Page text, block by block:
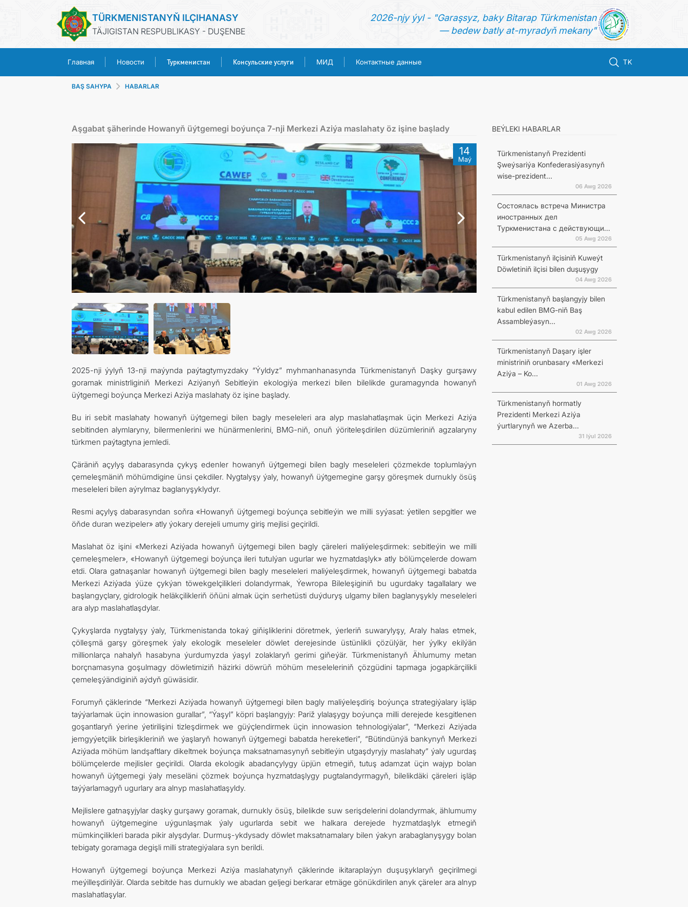
TÜRKMENISTANYŇ ILÇIHANASY
TÄJIGISTAN RESPUBLIKASY - DUŞENBE
2026-njy ýyl - "Garaşsyz, baky Bitarap Türkmenistan
— bedew batly at-myradyň mekany"
Главная Новости Туркменистан Консульские услуги МИД Контактные данные TK
ТУРКМЕНИСТАН
КОНСУЛЬСКИЕ УСЛУГИ
МИД
КОНТАКТНЫЕ ДАННЫЕ
BAŞ SAHYPA HABARLAR
Aşgabat şäherinde Howanyň üýtgemegi boýunça 7-nji Merkezi Aziýa maslahaty öz işine başlady
14
Maý
2025-nji ýylyň 13-nji maýynda paýtagtymyzdaky “Ýyldyz” myhmanhanasynda Türkmenistanyň Daşky gurşawy
goramak ministrliginiň Merkezi Aziýanyň Sebitleýin ekologiýa merkezi bilen bilelikde guramagynda howanyň
üýtgemegi boýunça Merkezi Aziýa maslahaty öz işine başlady.
Bu iri sebit maslahaty howanyň üýtgemegi bilen bagly meseleleri ara alyp maslahatlaşmak üçin Merkezi Aziýa
sebitinden alymlaryny, bilermenlerini we hünärmenlerini, BMG-niň, onuň ýöriteleşdirilen düzümleriniň agzalaryny
türkmen paýtagtyna jemledi.
Çäräniň açylyş dabarasynda çykyş edenler howanyň üýtgemegi bilen bagly meseleleri çözmekde toplumlaýyn
çemeleşmäniň möhümdigine ünsi çekdiler. Nygtalyşy ýaly, howanyň üýtgemegine garşy göreşmek durnukly ösüş
meseleleri bilen aýrylmaz baglanyşyklydyr.
Resmi açylyş dabarasyndan soňra «Howanyň üýtgemegi boýunça sebitleýin we milli syýasat: ýetilen sepgitler we
öňde duran wezipeler» atly ýokary derejeli umumy giriş mejlisi geçirildi.
Maslahat öz işini «Merkezi Aziýada howanyň üýtgemegi bilen bagly çäreleri maliýeleşdirmek: sebitleýin we milli
çemeleşmeler», «Howanyň üýtgemegi boýunça ileri tutulýan ugurlar we hyzmatdaşlyk» atly bölümçelerde dowam
etdi. Olara gatnaşanlar howanyň üýtgemegi bilen bagly meseleleri maliýeleşdirmek, howanyň üýtgemegi babatda
Merkezi Aziýada ýüze çykýan töwekgelçilikleri dolandyrmak, Ýewropa Bileleşiginiň bu ugurdaky tagallalary we
başlangyçlary, gidrologik heläkçilikleriň öňüni almak üçin serhetüsti duýduryş ulgamy bilen baglanyşykly meseleleri
ara alyp maslahatlaşdylar.
Çykyşlarda nygtalyşy ýaly, Türkmenistanda tokaý giňişliklerini döretmek, ýerleriň suwarylyşy, Araly halas etmek,
çölleşmä garşy göreşmek ýaly ekologik meseleler döwlet derejesinde üstünlikli çözülýär, her ýylky ekilýän
millionlarça nahalyň hasabyna ýurdumyzda ýaşyl zolaklaryň gerimi giňeýär. Türkmenistanyň Ählumumy metan
borçnamasyna goşulmagy döwletimiziň häzirki döwrüň möhüm meseleleriniň çözgüdini tapmaga jogapkärçilikli
çemeleşýändiginiň aýdyň güwäsidir.
Forumyň çäklerinde “Merkezi Aziýada howanyň üýtgemegi bilen bagly maliýeleşdiriş boýunça strategiýalary işläp
taýýarlamak üçin innowasion gurallar”, “Ýaşyl” köpri başlangyjy: Pariž ylalaşygy boýunça milli derejede kesgitlenen
goşantlaryň ýerine ýetirilişini tizleşdirmek we güýçlendirmek üçin innowasion tehnologiýalar”, “Merkezi Aziýada
jemgyýetçilik birleşikleriniň we ýaşlaryň howanyň üýtgemegi babatda hereketleri”, “Bütindünýä bankynyň Merkezi
Aziýada möhüm landşaftlary dikeltmek boýunça maksatnamasynyň sebitleýin utgaşdyryjy maslahaty” ýaly ugurdaş
bölümçelerde mejlisler geçirildi. Olarda ekologik abadançylygy üpjün etmegiň, tutuş adamzat üçin wajyp bolan
howanyň üýtgemegi ýaly meseläni çözmek boýunça hyzmatdaşlygy pugtalandyrmagyň, bilelikdäki çäreleri işläp
taýýarlamagyň ugurlary ara alnyp maslahatlaşyldy.
Mejlislere gatnaşyjylar daşky gurşawy goramak, durnukly ösüş, bilelikde suw serişdelerini dolandyrmak, ählumumy
howanyň üýtgemegine uýgunlaşmak ýaly ugurlarda sebit we halkara derejede hyzmatdaşlyk etmegiň
mümkinçilikleri barada pikir alyşdylar. Durmuş-ykdysady döwlet maksatnamalary bilen ýakyn arabaglanyşygy bolan
tebigaty goramaga degişli milli strategiýalara syn berildi.
Howanyň üýtgemegi boýunça Merkezi Aziýa maslahatynyň çäklerinde ikitaraplaýyn duşuşyklaryň geçirilmegi
meýilleşdirilýär. Olarda sebitde has durnukly we abadan geljegi berkarar etmäge gönükdirilen anyk çäreler ara alnyp
maslahatlaşylar.
BEÝLEKI HABARLAR
Türkmenistanyň Prezidenti
Şweýsariýa Konfederasiýasynyň
wise-prezident...
06 Awg 2026
Состоялась встреча Министра
иностранных дел
Туркменистана с действующи...
05 Awg 2026
Türkmenistanyň ilçisiniň Kuweýt
Döwletiniň ilçisi bilen duşuşygy
04 Awg 2026
Türkmenistanyň başlangyjy bilen
kabul edilen BMG-niň Baş
Assambleýasyn...
02 Awg 2026
Türkmenistanyň Daşary işler
ministriniň orunbasary «Merkezi
Aziýa – Ko...
01 Awg 2026
Türkmenistanyň hormatly
Prezidenti Merkezi Aziýa
ýurtlarynyň we Azerba...
31 Iýul 2026